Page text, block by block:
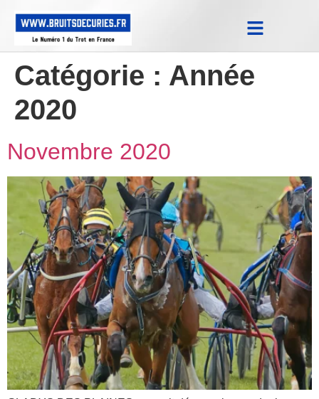
Catégorie : Année
2020
Novembre 2020